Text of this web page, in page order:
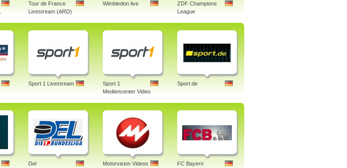
Tour de France
Livestream (ARD)
Wimbledon live
ZDF Champions
League
Sport 1 Livestream
Sport 1
Mediencenter Video
Sport.de
Del Motorvision Videos
FC Bayern